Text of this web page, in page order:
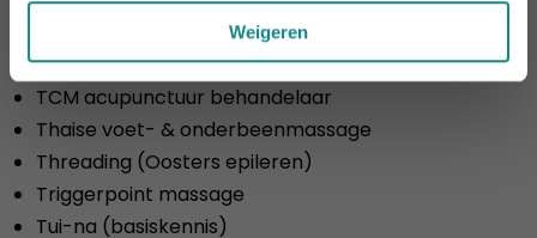
Weigeren
Succesvol ondernemen - De Groenhove Methode
Sveltessa afslankingsmassage
TCM acupunctuur behandelaar
Thaise voet- & onderbeenmassage
Threading (Oosters epileren)
Triggerpoint massage
Tui-na (basiskennis)